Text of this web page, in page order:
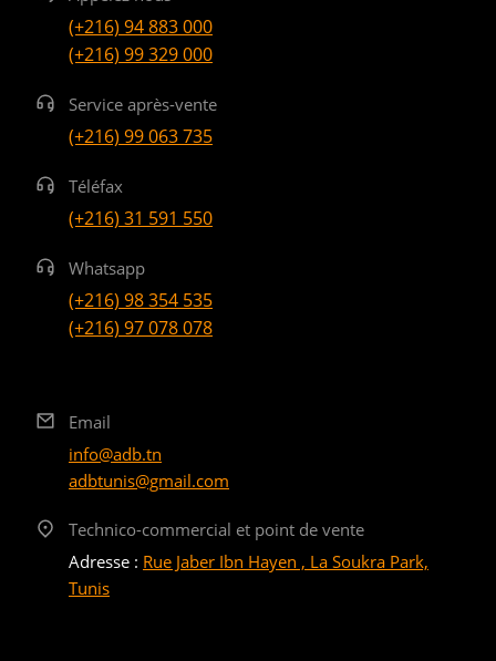
(+216) 94 883 000
(+216) 99 329 000
Service après-vente
(+216) 99 063 735
Téléfax
(+216) 31 591 550
Whatsapp
(+216) 98 354 535
(+216) 97 078 078
Email
info@adb.tn
adbtunis@gmail.com
Technico-commercial et point de vente
Adresse : Rue Jaber Ibn Hayen , La Soukra Park,
Tunis